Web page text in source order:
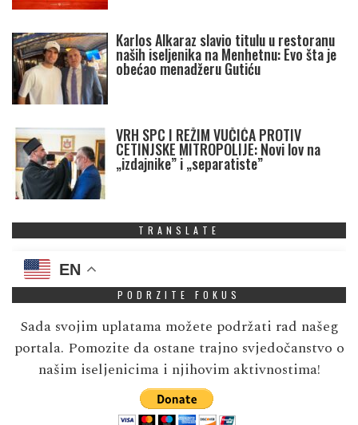
Karlos Alkaraz slavio titulu u restoranu
naših iseljenika na Menhetnu: Evo šta je
obećao menadžeru Gutiću
VRH SPC I REŽIM VUČIĆA PROTIV
CETINJSKE MITROPOLIJE: Novi lov na
„izdajnike” i „separatiste”
TRANSLATE
EN
PODRZITE FOKUS
Sada svojim uplatama možete podržati rad našeg
portala. Pomozite da ostane trajno svjedočanstvo o
našim iseljenicima i njihovim aktivnostima!